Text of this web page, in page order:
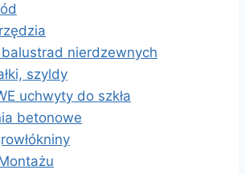
nierdzewnych
szyldy
uchwyty do szkła
betonowe